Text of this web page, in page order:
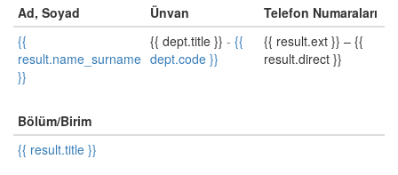
Ad, Soyad
Ünvan
Telefon Numaraları
{{
result.name_surname
}}
{{ dept.title }} - {{
dept.code }}
{{ result.ext }} – {{
result.direct }}
Bölüm/Birim
{{ result.title }}